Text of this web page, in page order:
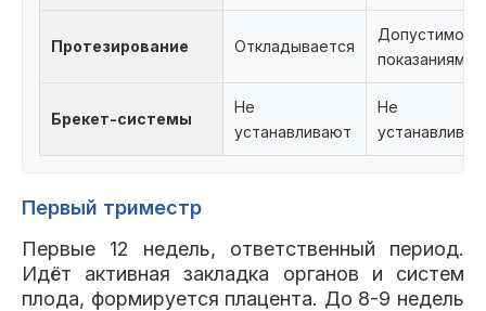
Протезирование Откладывается
Допустимо,
показаниям
Брекет-системы
Не
устанавливают
Не
Первый триместр
Первые 12 недель, ответственный период.
Идёт активная закладка органов и систем
плода, формируется плацента. До 8-9 недель